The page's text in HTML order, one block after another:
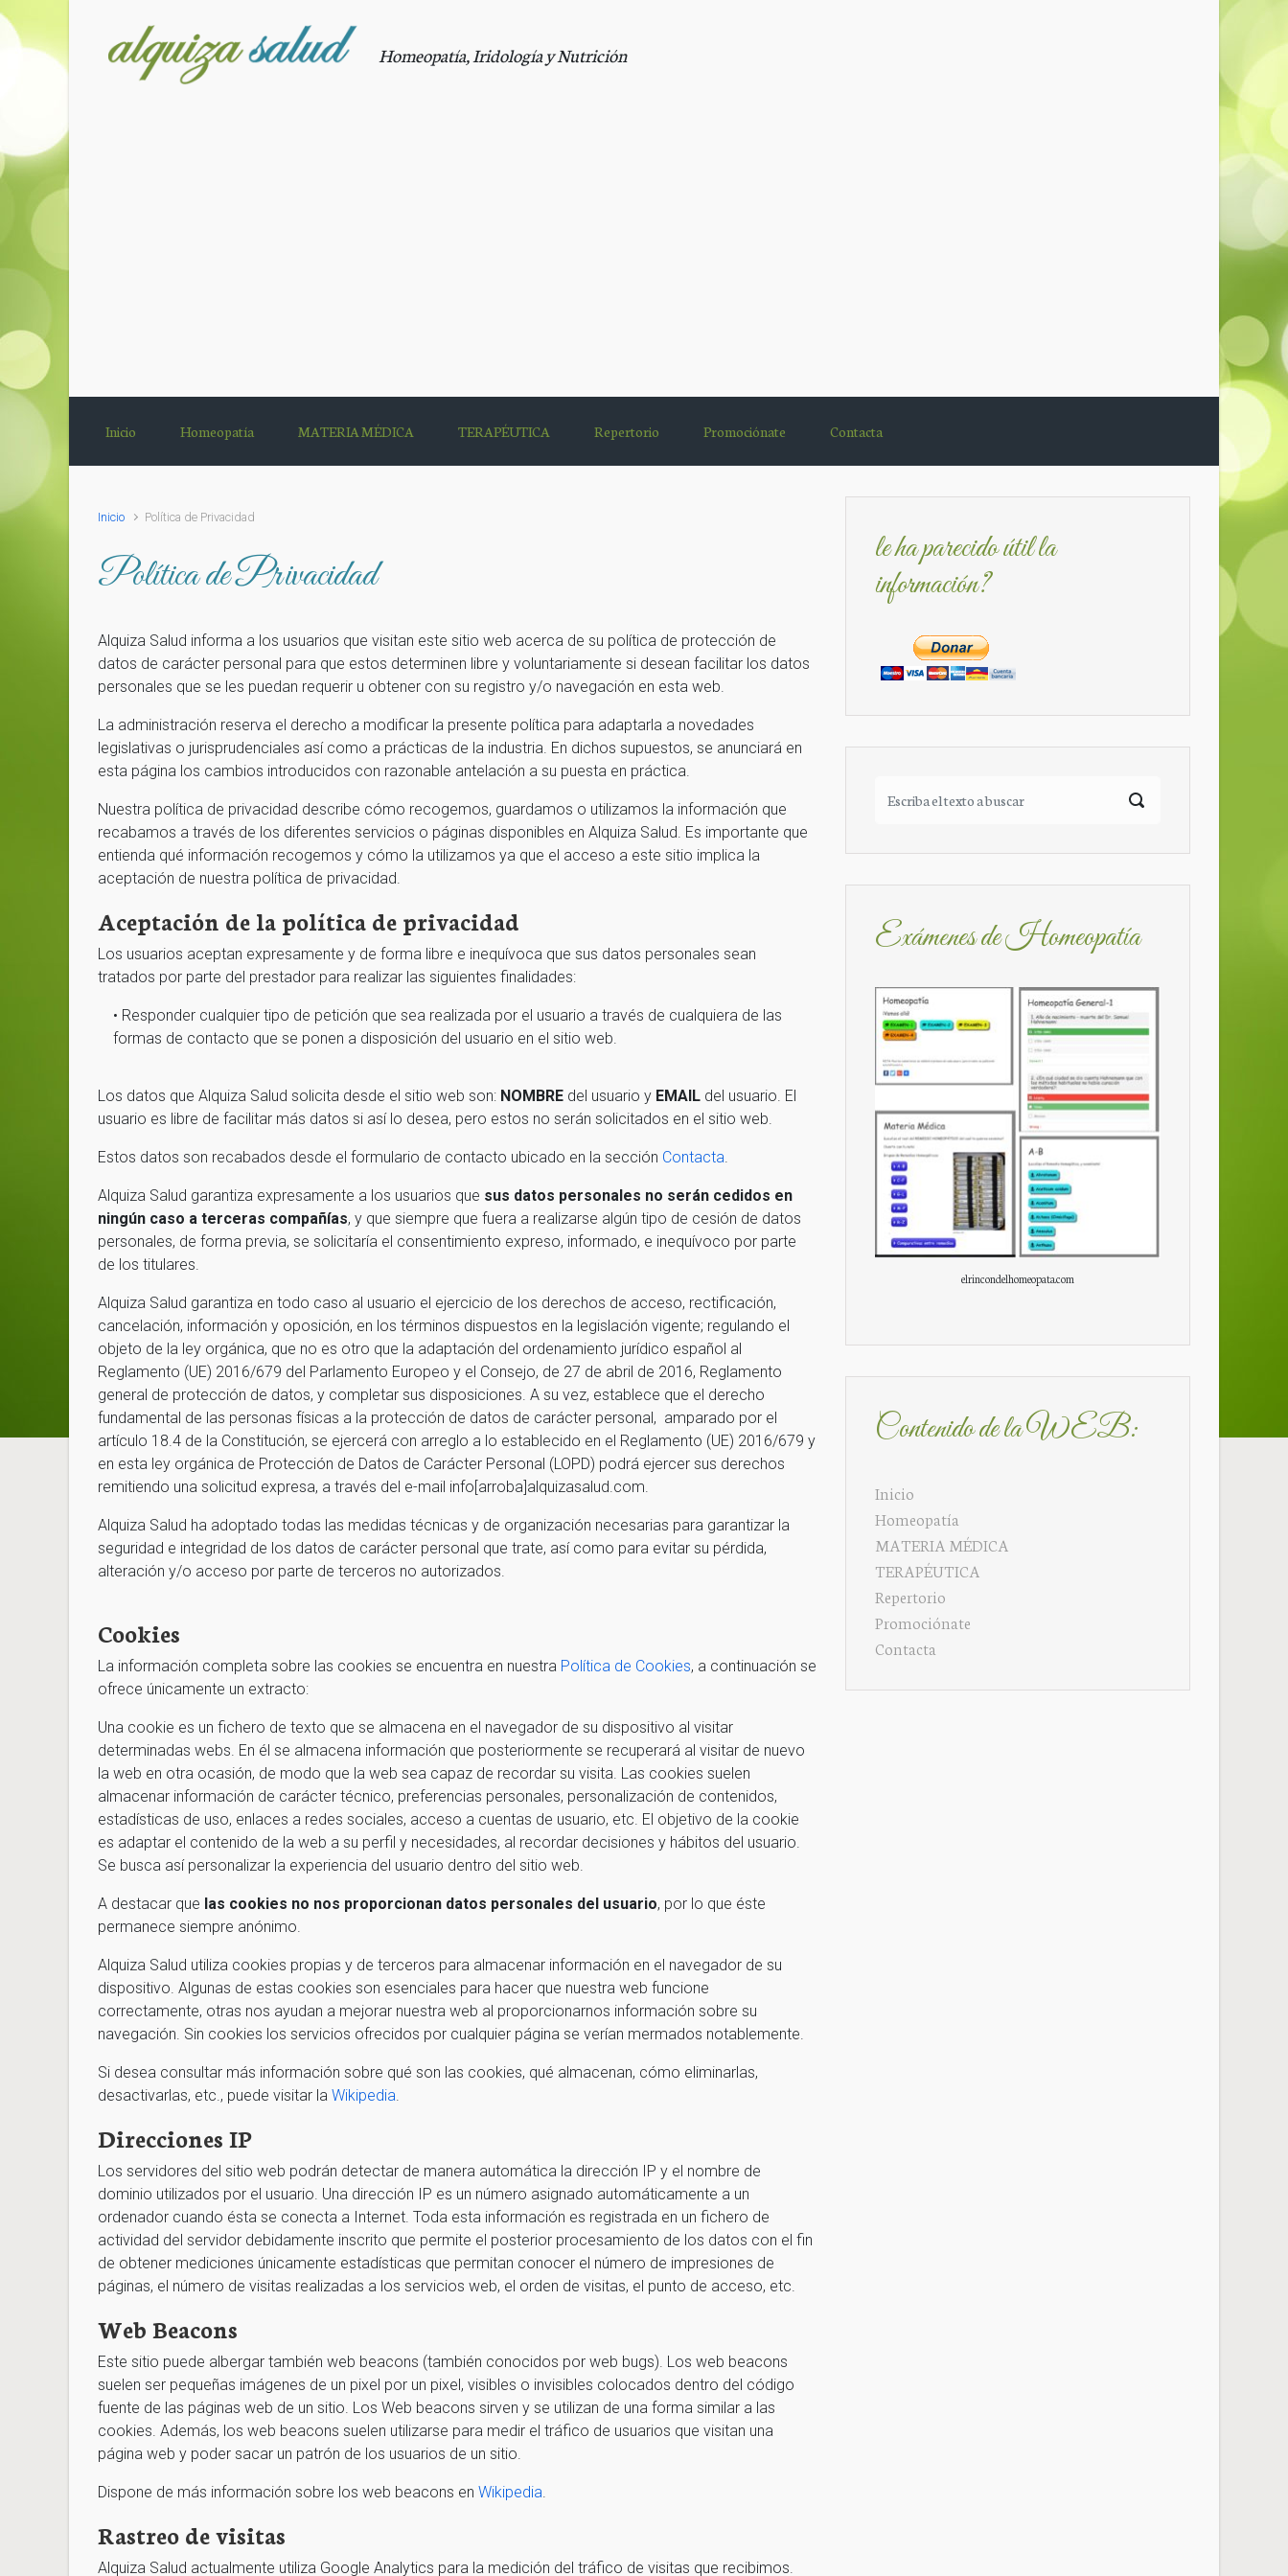
Saltar al contenido principal
Homeopatía, Iridología y Nutrición
Inicio Homeopatía MATERIA MÉDICA TERAPÉUTICA Repertorio Promociónate Contacta
Inicio Política de Privacidad
Política de Privacidad
Alquiza Salud informa a los usuarios que visitan este sitio web acerca de su política de protección de
datos de carácter personal para que estos determinen libre y voluntariamente si desean facilitar los datos
personales que se les puedan requerir u obtener con su registro y/o navegación en esta web.
La administración reserva el derecho a modificar la presente política para adaptarla a novedades
legislativas o jurisprudenciales así como a prácticas de la industria. En dichos supuestos, se anunciará en
esta página los cambios introducidos con razonable antelación a su puesta en práctica.
Nuestra política de privacidad describe cómo recogemos, guardamos o utilizamos la información que
recabamos a través de los diferentes servicios o páginas disponibles en Alquiza Salud. Es importante que
entienda qué información recogemos y cómo la utilizamos ya que el acceso a este sitio implica la
aceptación de nuestra política de privacidad.
Aceptación de la política de privacidad
Los usuarios aceptan expresamente y de forma libre e inequívoca que sus datos personales sean
tratados por parte del prestador para realizar las siguientes finalidades:
• Responder cualquier tipo de petición que sea realizada por el usuario a través de cualquiera de las
formas de contacto que se ponen a disposición del usuario en el sitio web.
Los datos que Alquiza Salud solicita desde el sitio web son: NOMBRE del usuario y EMAIL del usuario. El
usuario es libre de facilitar más datos si así lo desea, pero estos no serán solicitados en el sitio web.
Estos datos son recabados desde el formulario de contacto ubicado en la sección Contacta
Alquiza Salud garantiza expresamente a los usuarios que sus datos personales no serán cedidos en
ningún caso a terceras compañías, y que siempre que fuera a realizarse algún tipo de cesión de datos
personales, de forma previa, se solicitaría el consentimiento expreso, informado, e inequívoco por parte
de los titulares.
Alquiza Salud garantiza en todo caso al usuario el ejercicio de los derechos de acceso, rectificación,
cancelación, información y oposición, en los términos dispuestos en la legislación vigente; regulando el
objeto de la ley orgánica, que no es otro que la adaptación del ordenamiento jurídico español al
Reglamento (UE) 2016/679 del Parlamento Europeo y el Consejo, de 27 de abril de 2016, Reglamento
general de protección de datos, y completar sus disposiciones. A su vez, establece que el derecho
fundamental de las personas físicas a la protección de datos de carácter personal, amparado por el
artículo 18.4 de la Constitución, se ejercerá con arreglo a lo establecido en el Reglamento (UE) 2016/679 y
en esta ley orgánica de Protección de Datos de Carácter Personal (LOPD) podrá ejercer sus derechos
remitiendo una solicitud expresa, a través del e-mail info[arroba]alquizasalud.com.
Alquiza Salud ha adoptado todas las medidas técnicas y de organización necesarias para garantizar la
seguridad e integridad de los datos de carácter personal que trate, así como para evitar su pérdida,
alteración y/o acceso por parte de terceros no autorizados.
Cookies
La información completa sobre las cookies se encuentra en nuestra Política de Cookies, a continuación se
ofrece únicamente un extracto:
Una cookie es un fichero de texto que se almacena en el navegador de su dispositivo al visitar
determinadas webs. En él se almacena información que posteriormente se recuperará al visitar de nuevo
la web en otra ocasión, de modo que la web sea capaz de recordar su visita. Las cookies suelen
almacenar información de carácter técnico, preferencias personales, personalización de contenidos,
estadísticas de uso, enlaces a redes sociales, acceso a cuentas de usuario, etc. El objetivo de la cookie
es adaptar el contenido de la web a su perfil y necesidades, al recordar decisiones y hábitos del usuario.
Se busca así personalizar la experiencia del usuario dentro del sitio web.
A destacar que las cookies no nos proporcionan datos personales del usuario, por lo que éste
permanece siempre anónimo.
Alquiza Salud utiliza cookies propias y de terceros para almacenar información en el navegador de su
dispositivo. Algunas de estas cookies son esenciales para hacer que nuestra web funcione
correctamente, otras nos ayudan a mejorar nuestra web al proporcionarnos información sobre su
navegación. Sin cookies los servicios ofrecidos por cualquier página se verían mermados notablemente.
Si desea consultar más información sobre qué son las cookies, qué almacenan, cómo eliminarlas,
desactivarlas, etc., puede visitar la Wikipedia
Direcciones IP
Los servidores del sitio web podrán detectar de manera automática la dirección IP y el nombre de
dominio utilizados por el usuario. Una dirección IP es un número asignado automáticamente a un
ordenador cuando ésta se conecta a Internet. Toda esta información es registrada en un fichero de
actividad del servidor debidamente inscrito que permite el posterior procesamiento de los datos con el fin
de obtener mediciones únicamente estadísticas que permitan conocer el número de impresiones de
páginas, el número de visitas realizadas a los servicios web, el orden de visitas, el punto de acceso, etc.
Web Beacons
Este sitio puede albergar también web beacons (también conocidos por web bugs). Los web beacons
suelen ser pequeñas imágenes de un pixel por un pixel, visibles o invisibles colocados dentro del código
fuente de las páginas web de un sitio. Los Web beacons sirven y se utilizan de una forma similar a las
cookies. Además, los web beacons suelen utilizarse para medir el tráfico de usuarios que visitan una
página web y poder sacar un patrón de los usuarios de un sitio.
Dispone de más información sobre los web beacons en Wikipedia
Rastreo de visitas
Alquiza Salud actualmente utiliza Google Analytics para la medición del tráfico de visitas que recibimos.
le ha parecido útil la
información?
Exámenes de Homeopatía
elrincondelhomeopata.com
Contenido de la WEB:
Inicio
Homeopatía
MATERIA MÉDICA
TERAPÉUTICA
Repertorio
Promociónate
Contacta